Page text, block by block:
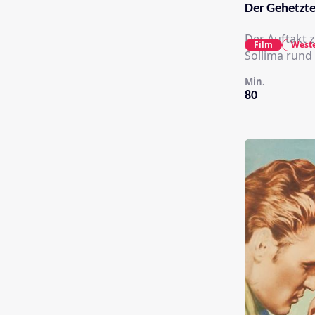
Der
Der Auftakt
Sollima
80
Min.
Film